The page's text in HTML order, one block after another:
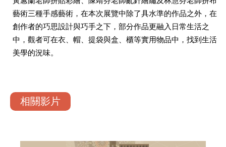
藝術三種手感藝術，在本次展覽中除了具水準的作品之外，在
創作者的巧思設計與巧手之下，部分作品更融入日常生活之
中，觀者可在衣、帽、提袋與盒、櫃等實用物品中，找到生活
美學的況味。
相關影片